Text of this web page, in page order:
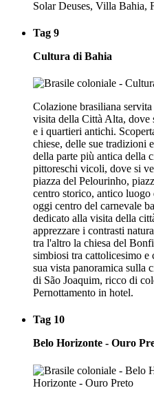
Solar Deuses, Villa Bahia,
Tag 9
Cultura di Bahia
Colazione brasiliana
visita della Città Alta,
e i quartieri antichi.
chiese, delle sue tradizioni
della parte più antica della
pittoreschi vicoli, dove si
piazza del Pelourinho,
centro storico, antico
oggi centro del carnevale
dedicato alla visita della
apprezzare i contrasti
tra l'altro la chiesa del
simbiosi tra cattolicesimo
sua vista panoramica sulla
di São Joaquim, ricco di
Pernottamento in hotel.
Tag 10
Belo Horizonte - Ouro